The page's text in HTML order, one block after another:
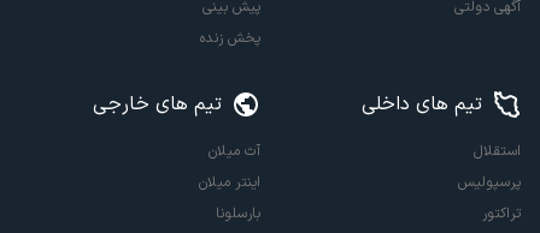
آگهی دولتی
پیش بینی
پخش زنده
تیم های داخلی
استقلال
پرسپولیس
تراکتور
تیم های خارجی
آث میلان
اینتر میلان
بارسلونا